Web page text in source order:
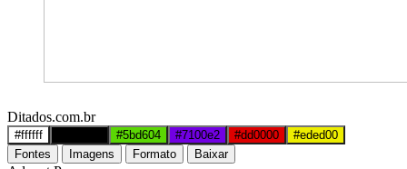
Ditados.com.br
#ffffff #5bd604 #7100e2 #dd0000
#eded00
Fontes
Imagens Formato Baixar